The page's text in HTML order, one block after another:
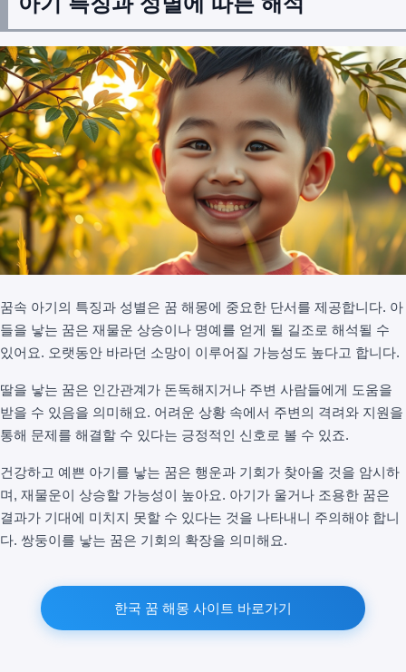
꿈속 아기의 특징과 성별은 꿈 해몽에 중요한 단서를 제공합니다. 아
들을 낳는 꿈은 재물운 상승이나 명예를 얻게 될 길조로 해석될 수
있어요. 오랫동안 바라던 소망이 이루어질 가능성도 높다고 합니다.
딸을 낳는 꿈은 인간관계가 돈독해지거나 주변 사람들에게 도움을
받을 수 있음을 의미해요. 어려운 상황 속에서 주변의 격려와 지원을
통해 문제를 해결할 수 있다는 긍정적인 신호로 볼 수 있죠.
건강하고 예쁜 아기를 낳는 꿈은 행운과 기회가 찾아올 것을 암시하
며, 재물운이 상승할 가능성이 높아요. 아기가 울거나 조용한 꿈은
결과가 기대에 미치지 못할 수 있다는 것을 나타내니 주의해야 합니
다. 쌍둥이를 낳는 꿈은 기회의 확장을 의미해요.
한국 꿈 해몽 사이트 바로가기